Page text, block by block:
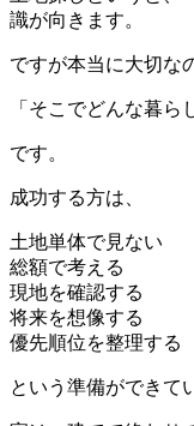
識が向きます。
ですが本当に大切な
「そこでどんな暮ら
です。
成功する方は、
土地単体で見ない
総額で考える
現地を確認する
将来を想像する
優先順位を整理する
という準備ができて